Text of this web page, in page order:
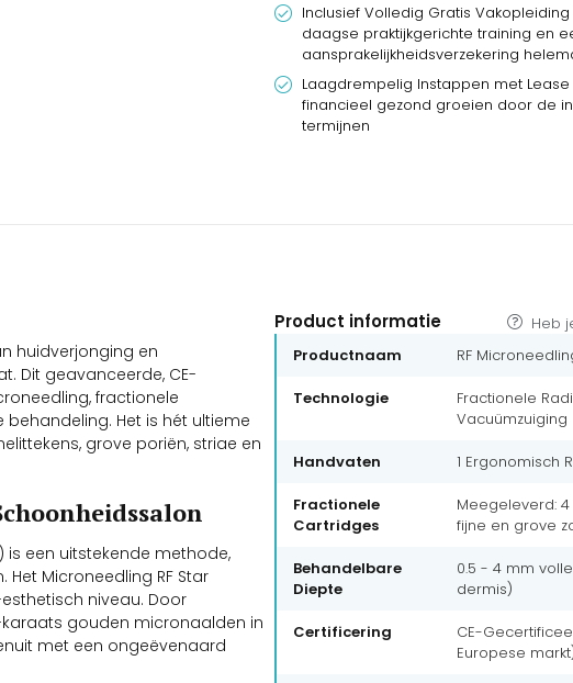
Inclusief Volledig Gratis
daagse praktijkgerichte training en
aansprakelijkheidsverzekering
Laagdrempelig Instappen met
financieel gezond groeien door de
termijnen
huidverjonging en
Dit geavanceerde, CE-
fractionele
Het is hét ultieme
grove poriën, striae en
een uitstekende methode,
Microneedling RF Star
niveau. Door
gouden micronaalden in
met een ongeëvenaard
Product informatie
Heb
Productnaam
RF
Technologie
Fractionele
Vacuümzuiging
Handvaten 1 Ergonomisch
Fractionele
Cartridges
Meegeleverd:
fijne en grove
Behandelbare
Diepte
0.5 - 4 mm
dermis)
Certificering
CE-
Europese